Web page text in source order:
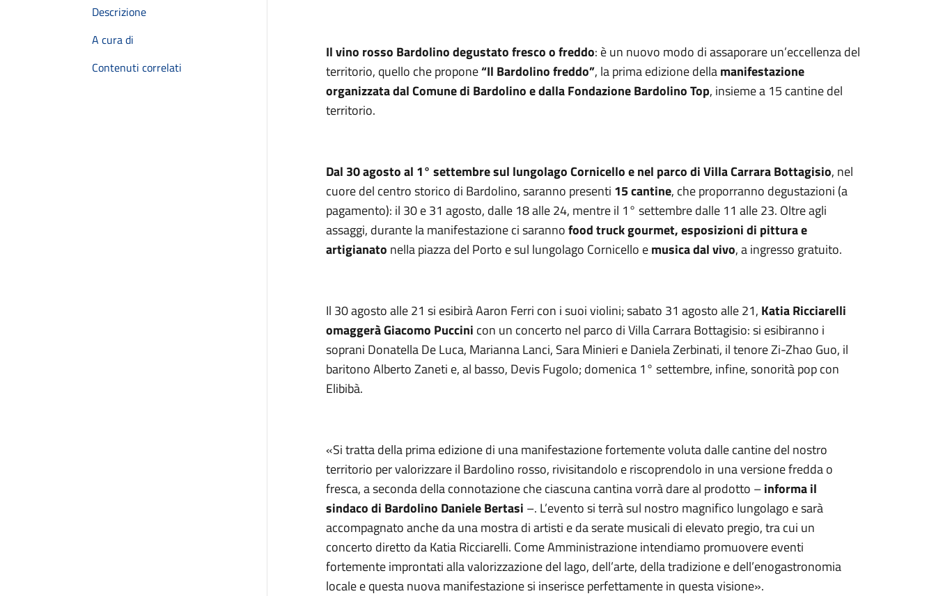
Descrizione
A cura di
Contenuti correlati
Il vino rosso Bardolino degustato fresco o freddo: è un nuovo modo di assaporare un’eccellenza del
territorio, quello che propone“Il Bardolino freddo”, la prima edizione dellamanifestazione
organizzata dal Comune di Bardolino e dalla Fondazione Bardolino Top, insieme a 15 cantine del
territorio.
Dal 30 agosto al 1° settembre sul lungolago Cornicello e nel parco di Villa Carrara Bottagisio, nel
cuore del centro storico di Bardolino, saranno presenti 15 cantine, che proporranno degustazioni (a
pagamento): il 30 e 31 agosto, dalle 18 alle 24, mentre il 1° settembre dalle 11 alle 23. Oltre agli
assaggi, durante la manifestazione ci sarannofood truck gourmet, esposizioni di pittura e
artigianato nella piazza del Porto e sul lungolago Cornicello emusica dal vivo, a ingresso gratuito.
Il 30 agosto alle 21 si esibirà Aaron Ferri con i suoi violini; sabato 31 agosto alle 21, Katia Ricciarelli
omaggerà Giacomo Puccini con un concerto nel parco di Villa Carrara Bottagisio: si esibiranno i
soprani Donatella De Luca, Marianna Lanci, Sara Minieri e Daniela Zerbinati, il tenore Zi-Zhao Guo, il
baritono Alberto Zaneti e, al basso, Devis Fugolo; domenica 1° settembre, infine, sonorità pop con
Elibibà.
«Si tratta della prima edizione di una manifestazione fortemente voluta dalle cantine del nostro
territorio per valorizzare il Bardolino rosso, rivisitandolo e riscoprendolo in una versione fredda o
fresca, a seconda della connotazione che ciascuna cantina vorrà dare al prodotto –informail
sindaco di Bardolino Daniele Bertasi –. L’evento si terrà sul nostro magnifico lungolago e sarà
accompagnato anche da una mostra di artisti e da serate musicali di elevato pregio, tra cui un
concerto diretto da Katia Ricciarelli. Come Amministrazione intendiamo promuovere eventi
fortemente improntati alla valorizzazione del lago, dell’arte, della tradizione e dell’enogastronomia
locale e questa nuova manifestazione si inserisce perfettamente in questa visione».